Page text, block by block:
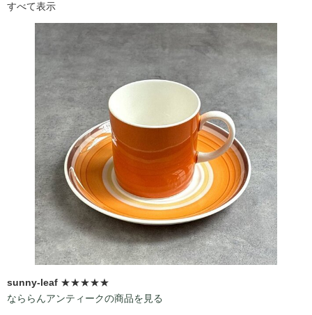
すべて表示
sunny-leaf ★★★★★
なららんアンティークの商品を見る